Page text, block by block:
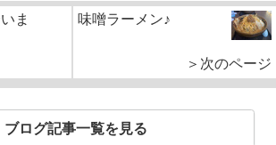
ま
味噌ラーメン♪
＞次のページ
ブログ記事一覧を見る